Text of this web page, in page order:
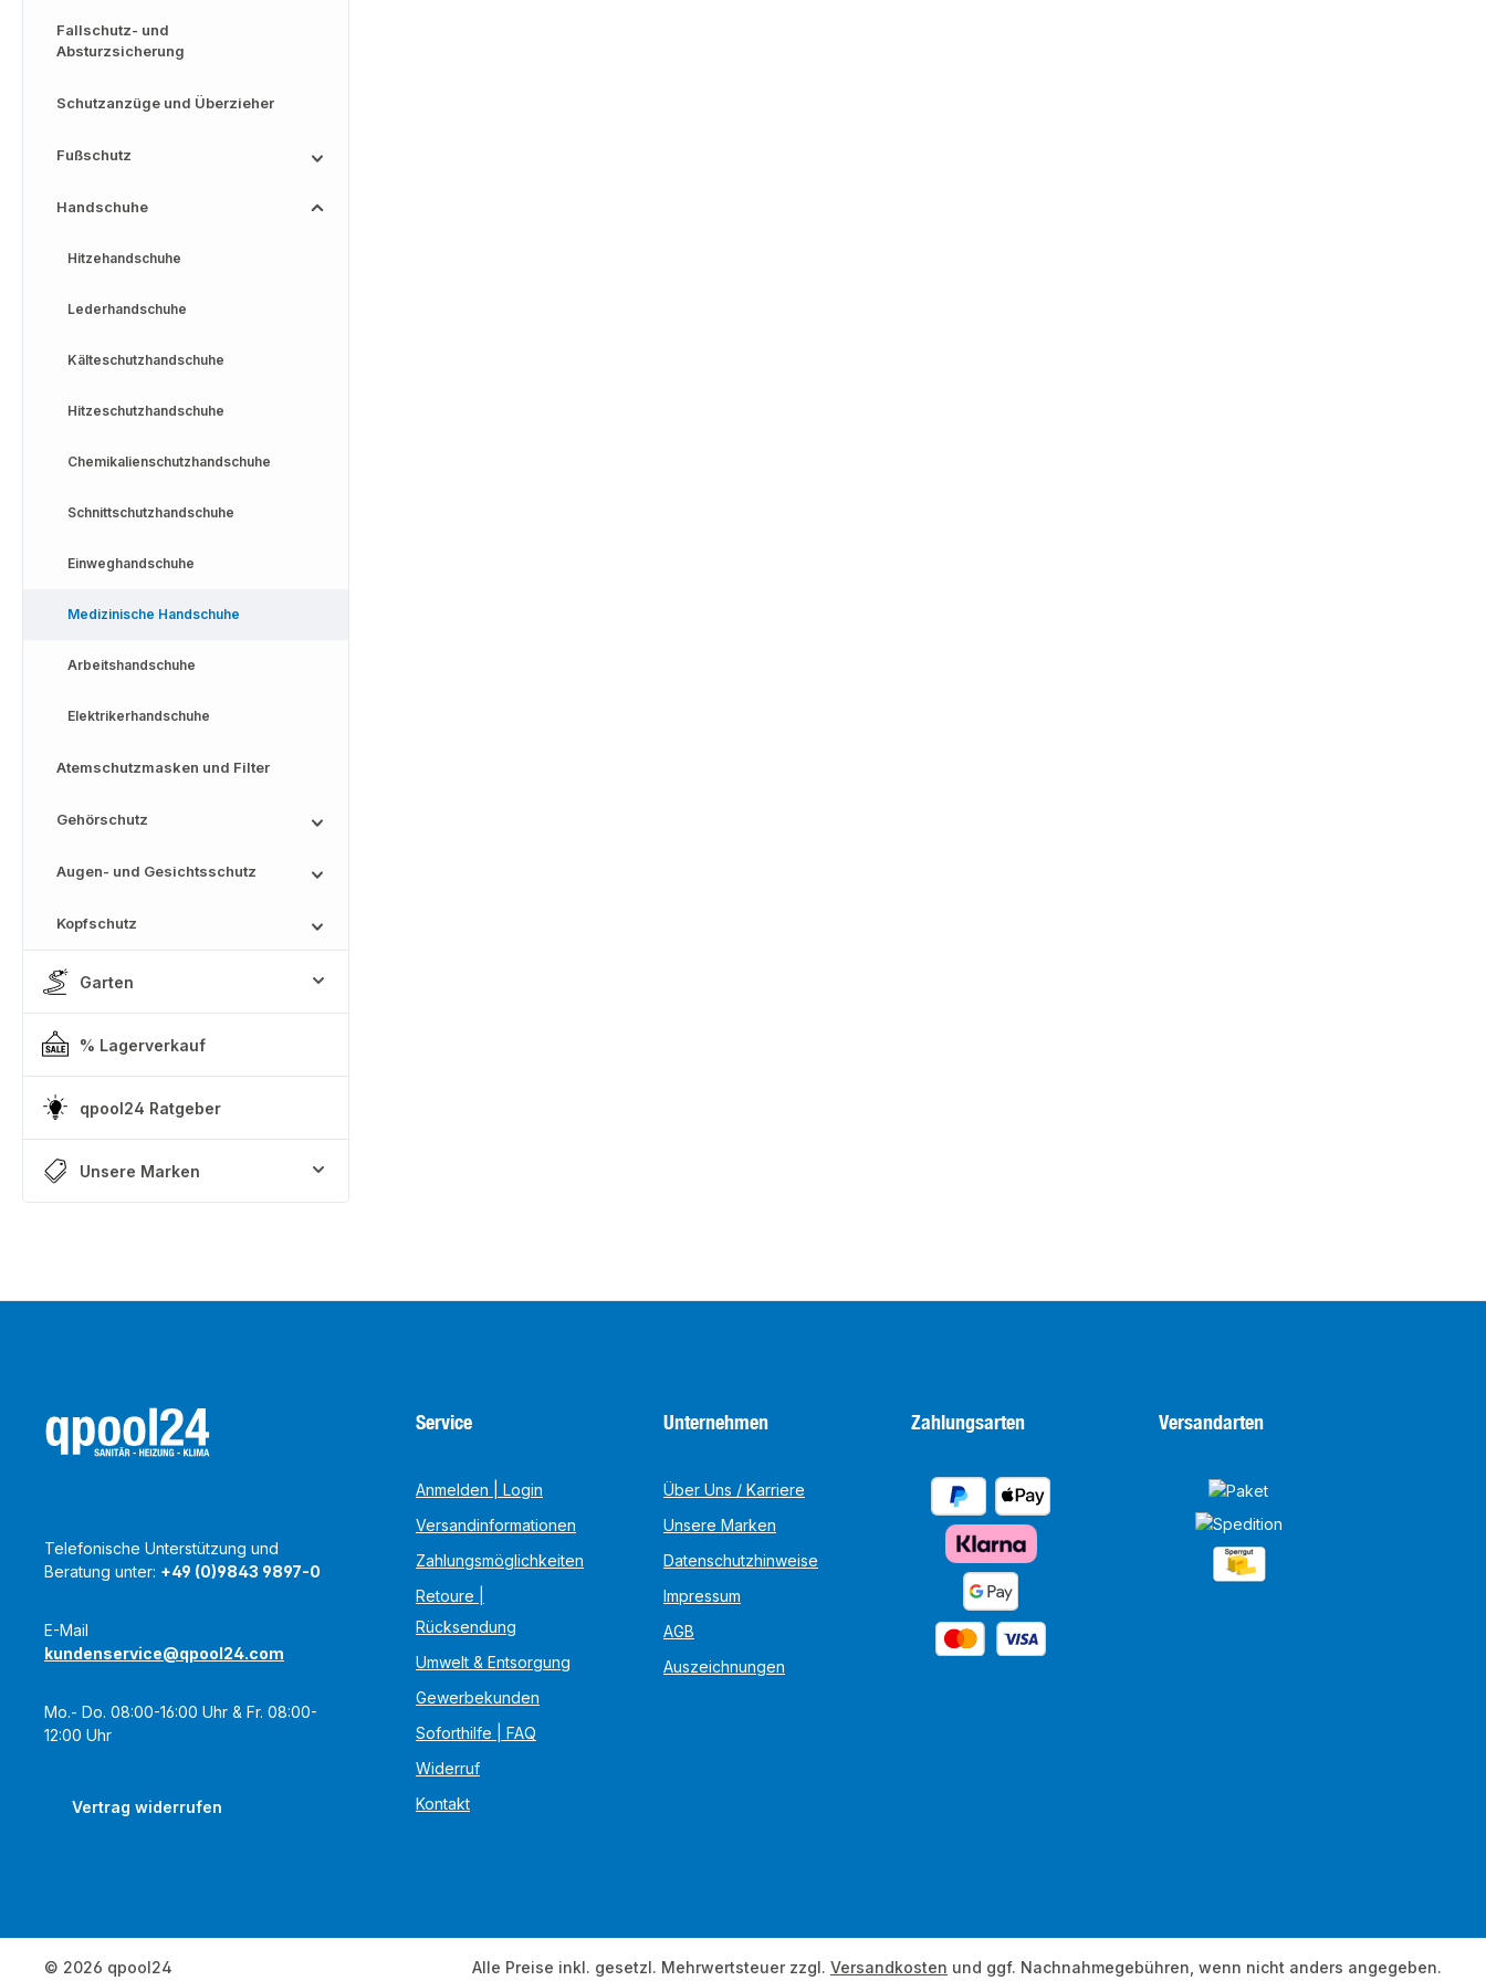
Fallschutz- und
Absturzsicherung
Schutzanzüge und Überzieher
Fußschutz
Handschuhe
Hitzehandschuhe
Lederhandschuhe
Kälteschutzhandschuhe
Hitzeschutzhandschuhe
Chemikalienschutzhandschuhe
Schnittschutzhandschuhe
Einweghandschuhe
Medizinische Handschuhe
Arbeitshandschuhe
Elektrikerhandschuhe
Atemschutzmasken und Filter
Gehörschutz
Augen- und Gesichtsschutz
Kopfschutz
Garten
% Lagerverkauf
qpool24 Ratgeber
Unsere Marken
Telefonische Unterstützung und
Beratung unter: +49 (0)9843 9897-0
E-Mail
kundenservice@qpool24.com
Mo.- Do. 08:00-16:00 Uhr & Fr. 08:00-
12:00 Uhr
Vertrag widerrufen
Service
Anmelden | Login
Versandinformationen
Zahlungsmöglichkeiten
Retoure |
Rücksendung
Umwelt & Entsorgung
Gewerbekunden
Soforthilfe | FAQ
Widerruf
Kontakt
Unternehmen
Über Uns / Karriere
Unsere Marken
Datenschutzhinweise
Impressum
AGB
Auszeichnungen
Zahlungsarten Versandarten
© 2026 qpool24 Alle Preise inkl. gesetzl. Mehrwertsteuer zzgl. Versandkosten und ggf. Nachnahmegebühren, wenn nicht anders angegeben.